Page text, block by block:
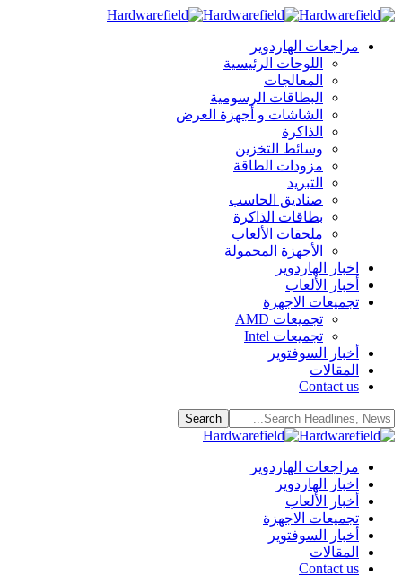
مراجعات الهاردوير
اللوحات الرئيسية
المعالجات
البطاقات الرسومية
الشاشات و أجهزة العرض
الذاكرة
وسائط التخزين
مزودات الطاقة
التبريد
صناديق الحاسب
بطاقات الذاكرة
ملحقات الألعاب
الأجهزة المحمولة
اخبار الهاردوير
أخبار الألعاب
تجميعات الاجهزة
تجميعات AMD
تجميعات Intel
أخبار السوفتوير
المقالات
Contact us
مراجعات الهاردوير
اخبار الهاردوير
أخبار الألعاب
تجميعات الاجهزة
أخبار السوفتوير
المقالات
Contact us